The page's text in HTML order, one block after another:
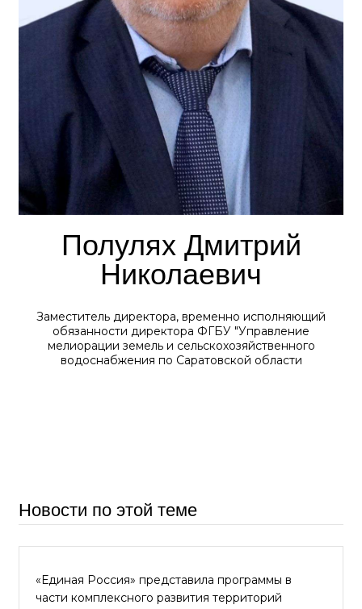
Полулях Дмитрий
Николаевич
Заместитель директора, временно исполняющий
обязанности директора ФГБУ "Управление
мелиорации земель и сельскохозяйственного
водоснабжения по Саратовской области
Новости по этой теме
«Единая Россия» представила программы в
части комплексного развития территорий